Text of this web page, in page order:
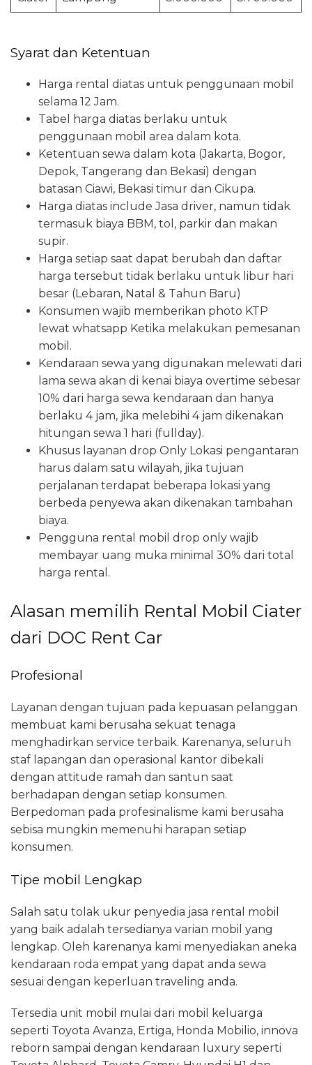
Syarat dan Ketentuan
Harga rental diatas untuk penggunaan mobil
selama 12 Jam.
Tabel harga diatas berlaku untuk
penggunaan mobil area dalam kota.
Ketentuan sewa dalam kota (Jakarta, Bogor,
Depok, Tangerang dan Bekasi) dengan
batasan Ciawi, Bekasi timur dan Cikupa.
Harga diatas include Jasa driver, namun tidak
termasuk biaya BBM, tol, parkir dan makan
supir.
Harga setiap saat dapat berubah dan daftar
harga tersebut tidak berlaku untuk libur hari
besar (Lebaran, Natal & Tahun Baru)
Konsumen wajib memberikan photo KTP
lewat whatsapp Ketika melakukan pemesanan
mobil.
Kendaraan sewa yang digunakan melewati dari
lama sewa akan di kenai biaya overtime sebesar
10% dari harga sewa kendaraan dan hanya
berlaku 4 jam, jika melebihi 4 jam dikenakan
hitungan sewa 1 hari (fullday).
Khusus layanan drop Only Lokasi pengantaran
harus dalam satu wilayah, jika tujuan
perjalanan terdapat beberapa lokasi yang
berbeda penyewa akan dikenakan tambahan
biaya.
Pengguna rental mobil drop only wajib
membayar uang muka minimal 30% dari total
harga rental.
Alasan memilih Rental Mobil Ciater
dari DOC Rent Car
Profesional
Layanan dengan tujuan pada kepuasan pelanggan
membuat kami berusaha sekuat tenaga
menghadirkan service terbaik. Karenanya, seluruh
staf lapangan dan operasional kantor dibekali
dengan attitude ramah dan santun saat
berhadapan dengan setiap konsumen.
Berpedoman pada profesinalisme kami berusaha
sebisa mungkin memenuhi harapan setiap
konsumen.
Tipe mobil Lengkap
Salah satu tolak ukur penyedia jasa rental mobil
yang baik adalah tersedianya varian mobil yang
lengkap. Oleh karenanya kami menyediakan aneka
kendaraan roda empat yang dapat anda sewa
sesuai dengan keperluan traveling anda.
Tersedia unit mobil mulai dari mobil keluarga
seperti Toyota Avanza, Ertiga, Honda Mobilio, innova
reborn sampai dengan kendaraan luxury seperti